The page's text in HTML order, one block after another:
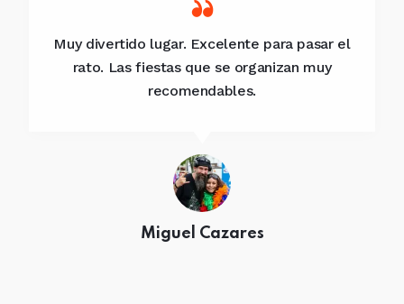
Muy divertido lugar. Excelente para pasar el
rato. Las fiestas que se organizan muy
recomendables.
Miguel Cazares